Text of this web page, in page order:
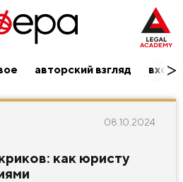
авторский взгляд вход/
08.10.2024
как юристу